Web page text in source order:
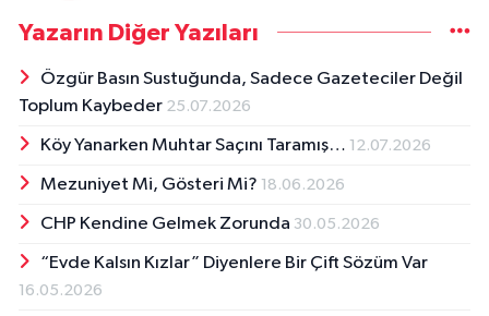
Yazarın Diğer Yazıları
Özgür Basın Sustuğunda, Sadece Gazeteciler Değil
Toplum Kaybeder 25.07.2026
Köy Yanarken Muhtar Saçını Taramış… 12.07.2026
Mezuniyet Mi, Gösteri Mi? 18.06.2026
CHP Kendine Gelmek Zorunda 30.05.2026
“Evde Kalsın Kızlar” Diyenlere Bir Çift Sözüm Var
16.05.2026